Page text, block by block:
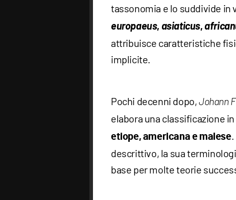
tassonomia e lo suddivide in
europaeus, asiaticus,
attribuisce caratteristiche
implicite.
Pochi decenni dopo, Johann
elabora una classificazione
etiope, americana e malese.
descrittivo, la sua
base per molte teorie